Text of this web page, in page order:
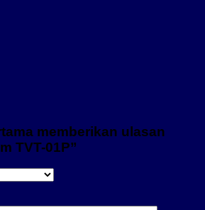
memberikan ulasan
TVT-01P”